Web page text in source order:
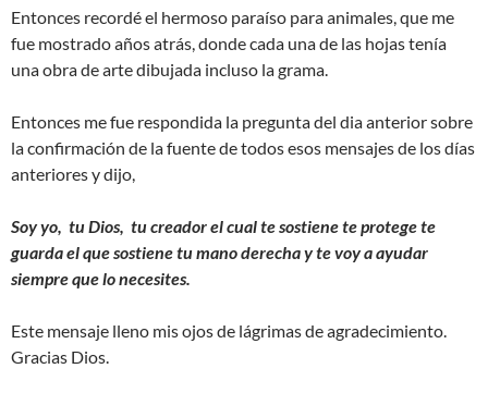
Entonces recordé el hermoso paraíso para animales, que me
fue mostrado años atrás, donde cada una de las hojas tenía
una obra de arte dibujada incluso la grama.
Entonces me fue respondida la pregunta del dia anterior sobre
la confirmación de la fuente de todos esos mensajes de los días
anteriores y dijo,
Soy yo, tu Dios, tu creador el cual te sostiene te protege te
guarda el que sostiene tu mano derecha y te voy a ayudar
siempre que lo necesites.
Este mensaje lleno mis ojos de lágrimas de agradecimiento.
Gracias Dios.